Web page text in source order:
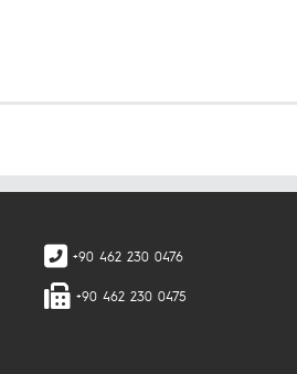
+90 462 230 0476
+90 462 230 0475